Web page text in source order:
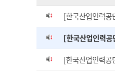
[한국산업인력
[한국산업인력
[한국산업인력